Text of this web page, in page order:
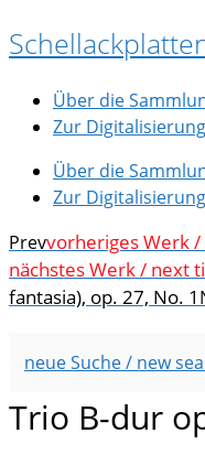
Zum
Inhalt
springenÜber die
Zur Digitalisierung
Über die
Zur Digitalisierung
Prevvorheriges Werk
nächstes Werk / next
fantasia), op. 27, No. 1
neue Suche / new
Trio B-dur